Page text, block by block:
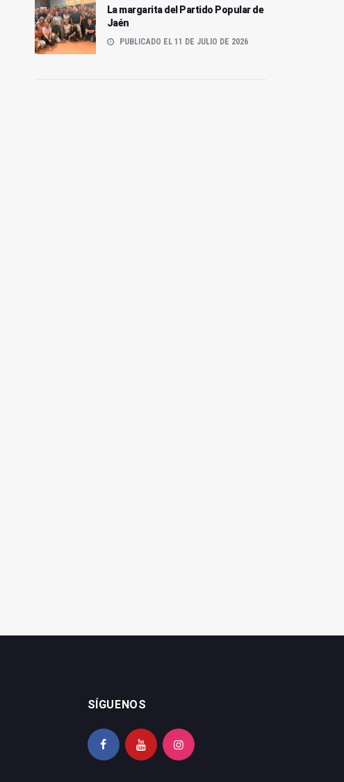
La margarita del Partido Popular de
Jaén
PUBLICADO EL 11 DE JULIO DE 2026
SÍGUENOS